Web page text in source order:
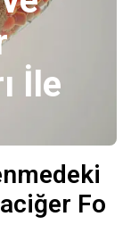
İle
Fo